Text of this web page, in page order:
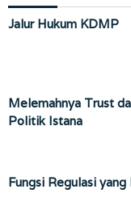
Jalur Hukum KDMP
Melemahnya Trust
Politik Istana
Fungsi Regulasi